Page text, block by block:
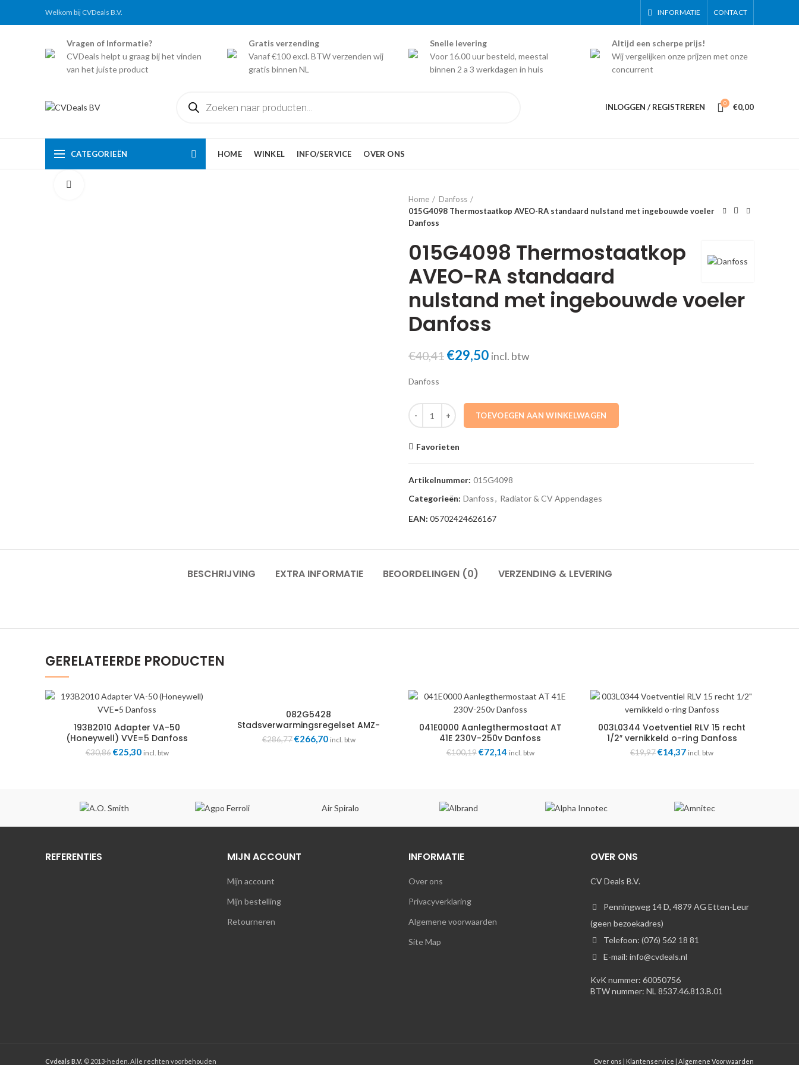
Welkom bij CVDeals B.V. INFORMATIE CONTACT
Vragen of Informatie?
CVDeals helpt u graag bij het vinden
van het juiste product
Gratis verzending
Vanaf €100 excl. BTW verzenden wij
gratis binnen NL
Snelle levering
Voor 16.00 uur besteld, meestal
binnen 2 a 3 werkdagen in huis
Altijd een scherpe prijs!
Wij vergelijken onze prijzen met onze
concurrent
zoeken
INLOGGEN / REGISTREREN 0 €0,00
CATEGORIEËN HOME WINKEL INFO/SERVICE OVER ONS
Home
Danfoss
015G4098 Thermostaatkop AVEO-RA standaard nulstand met ingebouwde voeler
Danfoss
015G4098 Thermostaatkop
AVEO-RA standaard
nulstand met ingebouwde voeler
Danfoss
€40,41 Oorspronkelijke
€40,41.
€29,50Huidige
€29,50.
incl. btw
Danfoss
015G4098 Thermostaatkop AVEO-RA standaard nulstand met ingebouwde voeler Danfoss aantal
TOEVOEGEN AAN WINKELWAGEN
Favorieten
Artikelnummer: 015G4098
Categorieën: Danfoss, Radiator & CV Appendages
EAN: 05702424626167
BESCHRIJVING EXTRA INFORMATIE BEOORDELINGEN (0) VERZENDING & LEVERING
GERELATEERDE PRODUCTEN
193B2010 Adapter VA-50
(Honeywell) VVE=5 Danfoss
€30,86 Oorspronkelijke
€25,30Huidige
incl. btw
082G5428
Stadsverwarmingsregelset AMZ-
112-S DN20 3/4″ Danfoss
€286,77 Oorspronkelijke
€266,70Huidige
incl. btw
041E0000 Aanlegthermostaat AT
41E 230V-250v Danfoss
€100,19 Oorspronkelijke
€72,14 Huidige
incl. btw
003L0344 Voetventiel RLV 15 recht
1/2″ vernikkeld o-ring Danfoss
€19,97 Oorspronkelijke
€14,37 Huidige
incl. btw
Air Spiralo
REFERENTIES MIJN ACCOUNT
Mijn account
Mijn bestelling
Retourneren
INFORMATIE
Over ons
Privacyverklaring
Algemene voorwaarden
Site Map
OVER ONS
CV Deals B.V.
Penningweg 14 D, 4879 AG Etten-Leur
(geen bezoekadres)
Telefoon: (076) 562 18 81
E-mail: info@cvdeals.nl
KvK nummer: 60050756
BTW nummer: NL 8537.46.813.B.01
Cvdeals B.V. © 2013-heden. Alle rechten voorbehouden Over ons Klantenservice Algemene Voorwaarden